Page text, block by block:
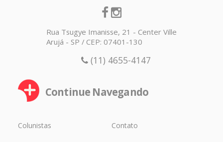
Rua Tsugye Imanisse, 21 - Center Ville
Arujá - SP / CEP: 07401-130
(11) 4655-4147
Continue Navegando
Colunistas Contato